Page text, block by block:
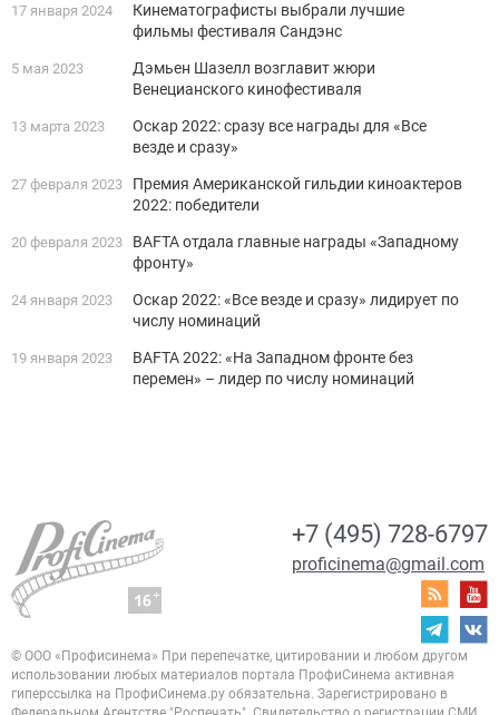
17 января 2024
Кинематографисты выбрали лучшие
фильмы фестиваля Сандэнс
5 мая 2023
Дэмьен Шазелл возглавит жюри
Венецианского кинофестиваля
13 марта 2023
Оскар 2022: сразу все награды для «Все
везде и сразу»
27 февраля 2023
Премия Американской гильдии киноактеров
2022: победители
20 февраля 2023
BAFTA отдала главные награды «Западному
фронту»
24 января 2023
Оскар 2022: «Все везде и сразу» лидирует по
числу номинаций
19 января 2023
BAFTA 2022: «На Западном фронте без
перемен» – лидер по числу номинаций
+7 (495) 728-6797
proficinema@gmail.com
© ООО «Профисинема» При перепечатке, цитировании и любом другом
использовании любых материалов портала ПрофиСинема активная
гиперссылка на ПрофиСинема.ру обязательна. Зарегистрировано в